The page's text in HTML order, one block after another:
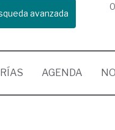
avanzada
0
AGENDA